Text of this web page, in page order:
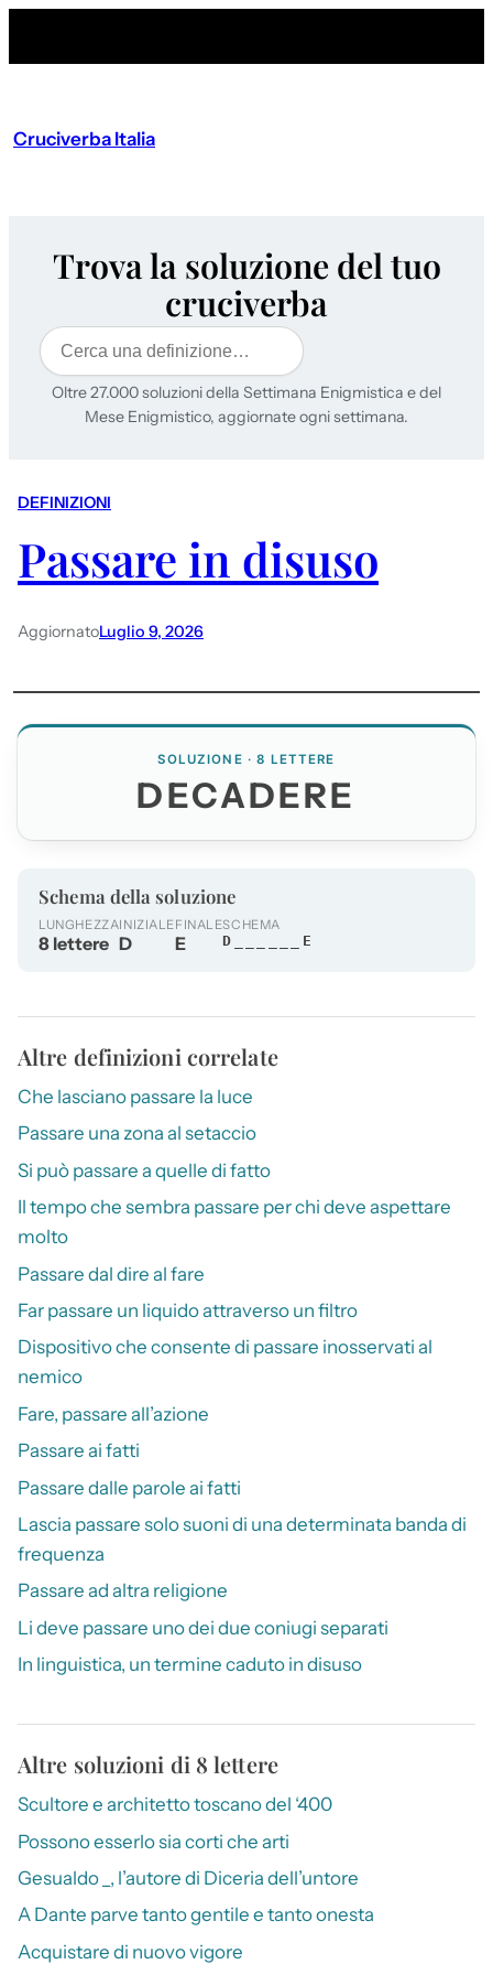
Cruciverba Italia
Trova la soluzione del tuo
cruciverba
Cerca
Oltre 27.000 soluzioni della Settimana Enigmistica e del
Mese Enigmistico, aggiornate ogni settimana.
DEFINIZIONI
Passare in disuso
AggiornatoLuglio 9, 2026
SOLUZIONE · 8 LETTERE
DECADERE
Schema della soluzione
LUNGHEZZA
8 lettere
INIZIALE
D
FINALE
E
SCHEMA
D______E
Altre definizioni correlate
Che lasciano passare la luce
Passare una zona al setaccio
Si può passare a quelle di fatto
Il tempo che sembra passare per chi deve aspettare
molto
Passare dal dire al fare
Far passare un liquido attraverso un filtro
Dispositivo che consente di passare inosservati al
nemico
Fare, passare all’azione
Passare ai fatti
Passare dalle parole ai fatti
Lascia passare solo suoni di una determinata banda di
frequenza
Passare ad altra religione
Li deve passare uno dei due coniugi separati
In linguistica, un termine caduto in disuso
Altre soluzioni di 8 lettere
Scultore e architetto toscano del ‘400
Possono esserlo sia corti che arti
Gesualdo _, l’autore di Diceria dell’untore
A Dante parve tanto gentile e tanto onesta
Acquistare di nuovo vigore